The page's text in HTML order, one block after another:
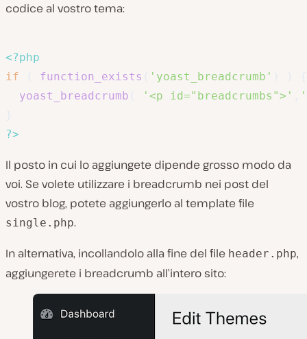
codice al vostro tema:
<?php
if
function_exists 'yoast_breadcrumb'
yoast_breadcrumb
'<p id="breadcrumbs">'
?>
Il posto in cui lo aggiungete dipende grosso modo da
voi. Se volete utilizzare i breadcrumb nei post del
vostro blog, potete aggiungerlo al template file
single.php.
In alternativa, incollandolo alla fine del file header.php,
aggiungerete i breadcrumb all’intero sito: